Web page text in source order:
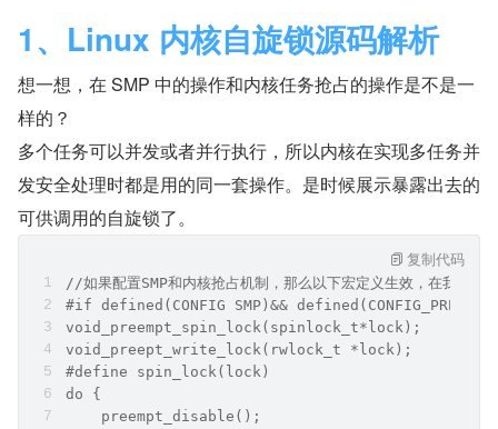
1、Linux 内核自旋锁源码解析
想一想，在 SMP 中的操作和内核任务抢占的操作是不是一
样的？
多个任务可以并发或者并行执行，所以内核在实现多任务并
发安全处理时都是用的同一套操作。是时候展示暴露出去的
可供调用的自旋锁了。
//如果配置SMP和内核抢占机制，那么以下宏定义生效，在我们描
#if defined(CONFIG SMP)&&
void_preempt_spin_lock(spinlock_t*lock);
void_preept_write_lock(rwlock_t *lock);
#define spin_lock(lock)
do {
    preempt_disable();
复制代码